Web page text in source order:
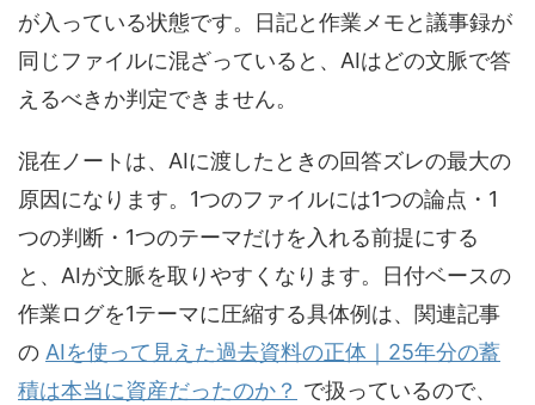
が入っている状態です。日記と作業メモと議事録が
同じファイルに混ざっていると、AIはどの文脈で答
えるべきか判定できません。
混在ノートは、AIに渡したときの回答ズレの最大の
原因になります。1つのファイルには1つの論点・1
つの判断・1つのテーマだけを入れる前提にする
と、AIが文脈を取りやすくなります。日付ベースの
作業ログを1テーマに圧縮する具体例は、関連記事
の AIを使って見えた過去資料の正体｜25年分の蓄
積は本当に資産だったのか？ で扱っているので、